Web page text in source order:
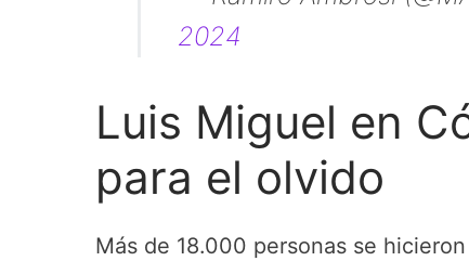
2024
Luis Miguel en
para el olvido
Más de 18.000 personas se